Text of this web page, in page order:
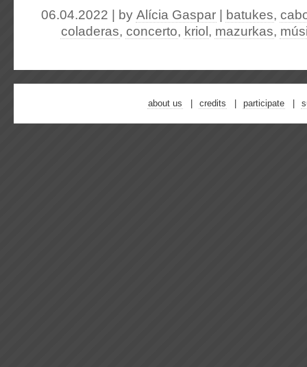
06.04.2022 | by Alícia Gaspar batukes,
coladeras, concerto, kriol , mazurkas,
about us credits participate